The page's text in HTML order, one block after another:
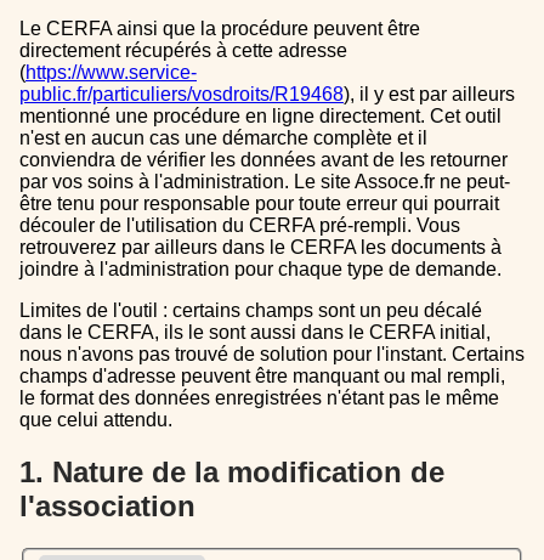
Le CERFA ainsi que la procédure peuvent être
directement récupérés à cette adresse
(https://www.service-
public.fr/particuliers/vosdroits/R19468), il y est par ailleurs
mentionné une procédure en ligne directement. Cet outil
n'est en aucun cas une démarche complète et il
conviendra de vérifier les données avant de les retourner
par vos soins à l'administration. Le site Assoce.fr ne peut-
être tenu pour responsable pour toute erreur qui pourrait
découler de l'utilisation du CERFA pré-rempli. Vous
retrouverez par ailleurs dans le CERFA les documents à
joindre à l'administration pour chaque type de demande.
Limites de l'outil : certains champs sont un peu décalé
dans le CERFA, ils le sont aussi dans le CERFA initial,
nous n'avons pas trouvé de solution pour l'instant. Certains
champs d'adresse peuvent être manquant ou mal rempli,
le format des données enregistrées n'étant pas le même
que celui attendu.
1. Nature de la modification de
l'association